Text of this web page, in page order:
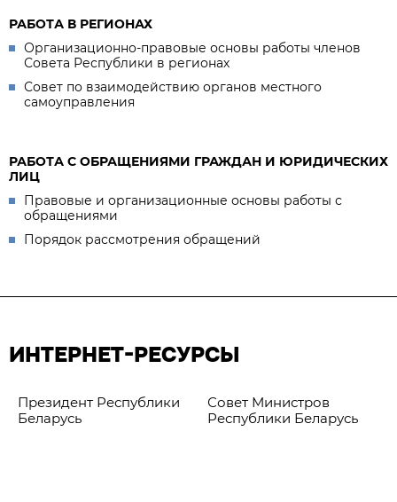
РАБОТА В РЕГИОНАХ
Организационно-правовые основы работы членов
Совета Республики в регионах
Совет по взаимодействию органов местного
самоуправления
РАБОТА С ОБРАЩЕНИЯМИ ГРАЖДАН И ЮРИДИЧЕСКИХ
ЛИЦ
Правовые и организационные основы работы с
обращениями
Порядок рассмотрения обращений
ИНТЕРНЕТ-РЕСУРСЫ
Президент Республики
Беларусь
Совет Министров
Республики Беларусь